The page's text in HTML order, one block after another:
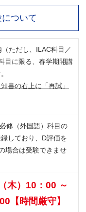
について
ただし、ILAC科目／
目に限る、春学期開講
書の右上に「再試」
修（外国語）科目の
しており、D評価を
場合は受験できませ
木）10：00 ～
【時間厳守】